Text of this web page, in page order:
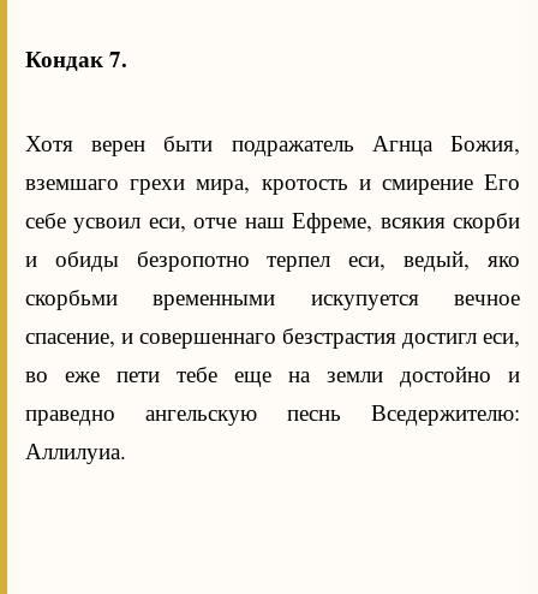
Кондак 7.
Хотя верен быти подражатель Агнца Божия,
вземшаго грехи мира, кротость и смирение Его
себе усвоил еси, отче наш Ефреме, всякия скорби
и обиды безропотно терпел еси, ведый, яко
скорбьми временными искупуется вечное
спасение, и совершеннаго безстрастия достигл еси,
во еже пети тебе еще на земли достойно и
праведно ангельскую песнь Вседержителю:
Аллилуиа.